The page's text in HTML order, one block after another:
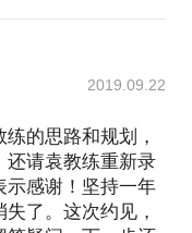
2019.09.22
的思路和规划，
还请袁教练重新录
示感谢！坚持一年
了。这次约见，